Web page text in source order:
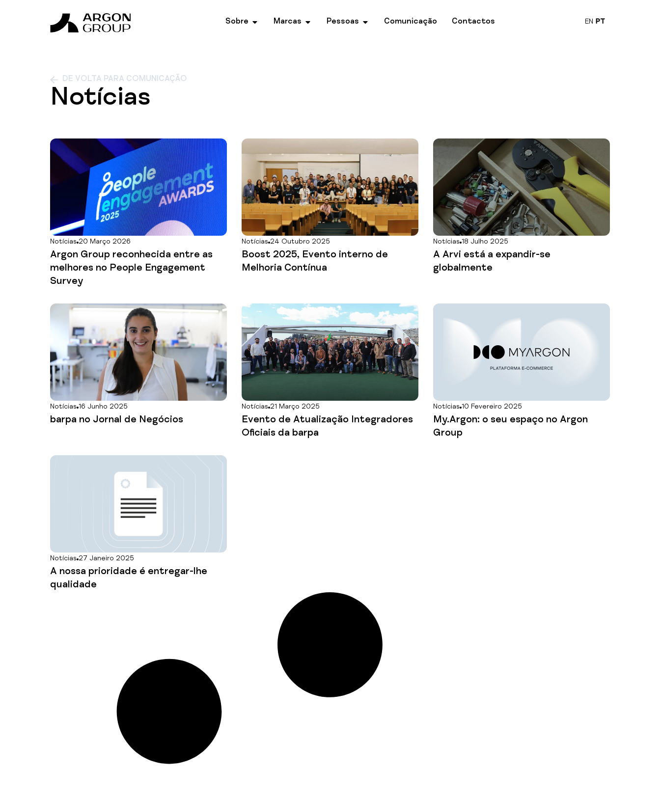
Sobre Marcas Pessoas Comunicação Contactos EN PT
DE VOLTA PARA COMUNICAÇÃO
Notícias
Notícias 20 Março 2026
Argon Group reconhecida entre as
melhores no People Engagement
Survey
Notícias 24 Outubro 2025
Boost 2025, Evento interno de
Melhoria Contínua
Notícias 18 Julho 2025
A Arvi está a expandir-se
globalmente
Notícias 16 Junho 2025
barpa no Jornal de Negócios
Notícias 21 Março 2025
Evento de Atualização Integradores
Oficiais da barpa
Notícias 10 Fevereiro 2025
My.Argon: o seu espaço no Argon
Group
Notícias 27 Janeiro 2025
A nossa prioridade é entregar-lhe
qualidade